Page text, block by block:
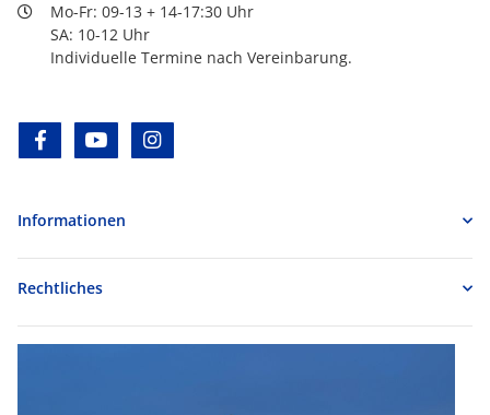
Mo-Fr: 09-13 + 14-17:30 Uhr
SA: 10-12 Uhr
Individuelle Termine nach Vereinbarung.
facebookyoutube
Informationen
Rechtliches